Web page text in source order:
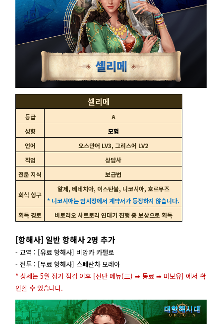
셀리메
등급
A
성향
모험
언어
오스만어 LV3, 그리스어 LV2
직업
상담사
전문 지식
보급법
회식 항구
알제, 베네치아, 이스탄불, 니코시아, 호르무즈
* 니코시아는 암시장에서 계약서가 등장하지 않습니다.
획득 경로
비토리오 사르토리 연대기 진행 중 보상으로 획득
[항해사] 일반 항해사 2명 추가
- 교역 : [유료 항해사] 비앙카 카펠로
- 전투 : [무료 항해사] 스페란차 모레아
* 상세는 5월 정기 점검 이후 [선단 메뉴(三) ➡ 동료 ➡ 미보유] 에서 확
인할 수 있습니다.